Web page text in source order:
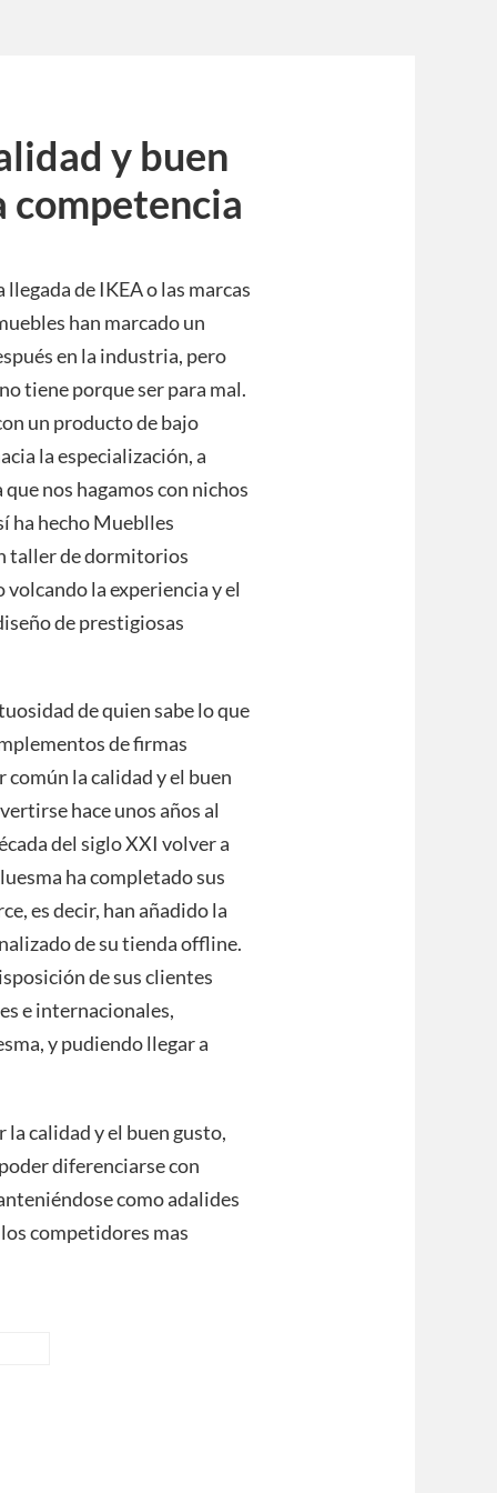
y buen
competencia
llegada de IKEA o las marcas
han marcado un
en la industria, pero
tiene porque ser para mal.
un producto de bajo
la especialización, a
nos hagamos con nichos
ha hecho Mueblles
taller de dormitorios
la experiencia y el
de prestigiosas
de quien sabe lo que
de firmas
la calidad y el buen
hace unos años al
del siglo XXI volver a
ha completado sus
es decir, han añadido la
de su tienda offline.
de sus clientes
e internacionales,
y pudiendo llegar a
calidad y el buen gusto,
diferenciarse con
como adalides
competidores mas